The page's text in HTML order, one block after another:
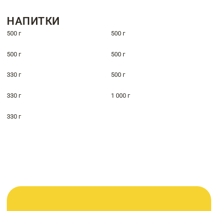
НАПИТКИ
500 г 500 г
500 г 500 г
330 г 500 г
330 г 1 000 г
330 г